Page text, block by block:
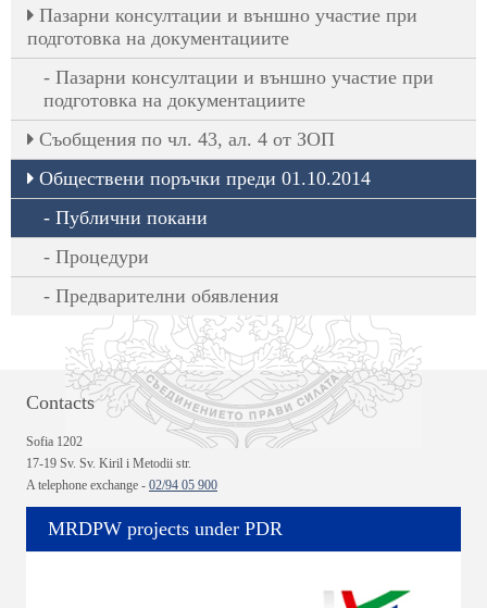
Пазарни консултации и външно участие при
подготовка на документациите
Пазарни консултации и външно участие при
подготовка на документациите
Съобщения по чл. 43, ал. 4 от ЗОП
Обществени поръчки преди 01.10.2014
Публични покани
Процедури
Предварителни обявления
Contacts
Sofia 1202
17-19 Sv. Sv. Kiril i Metodii str.
A telephone exchange - 02/94 05 900
MRDPW projects under PDR